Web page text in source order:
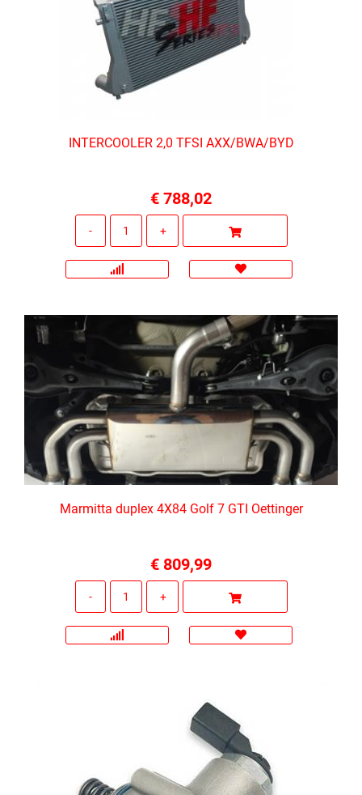
INTERCOOLER 2,0 TFSI AXX/BWA/BYD
€ 788,02
Marmitta duplex 4X84 Golf 7 GTI Oettinger
€ 809,99